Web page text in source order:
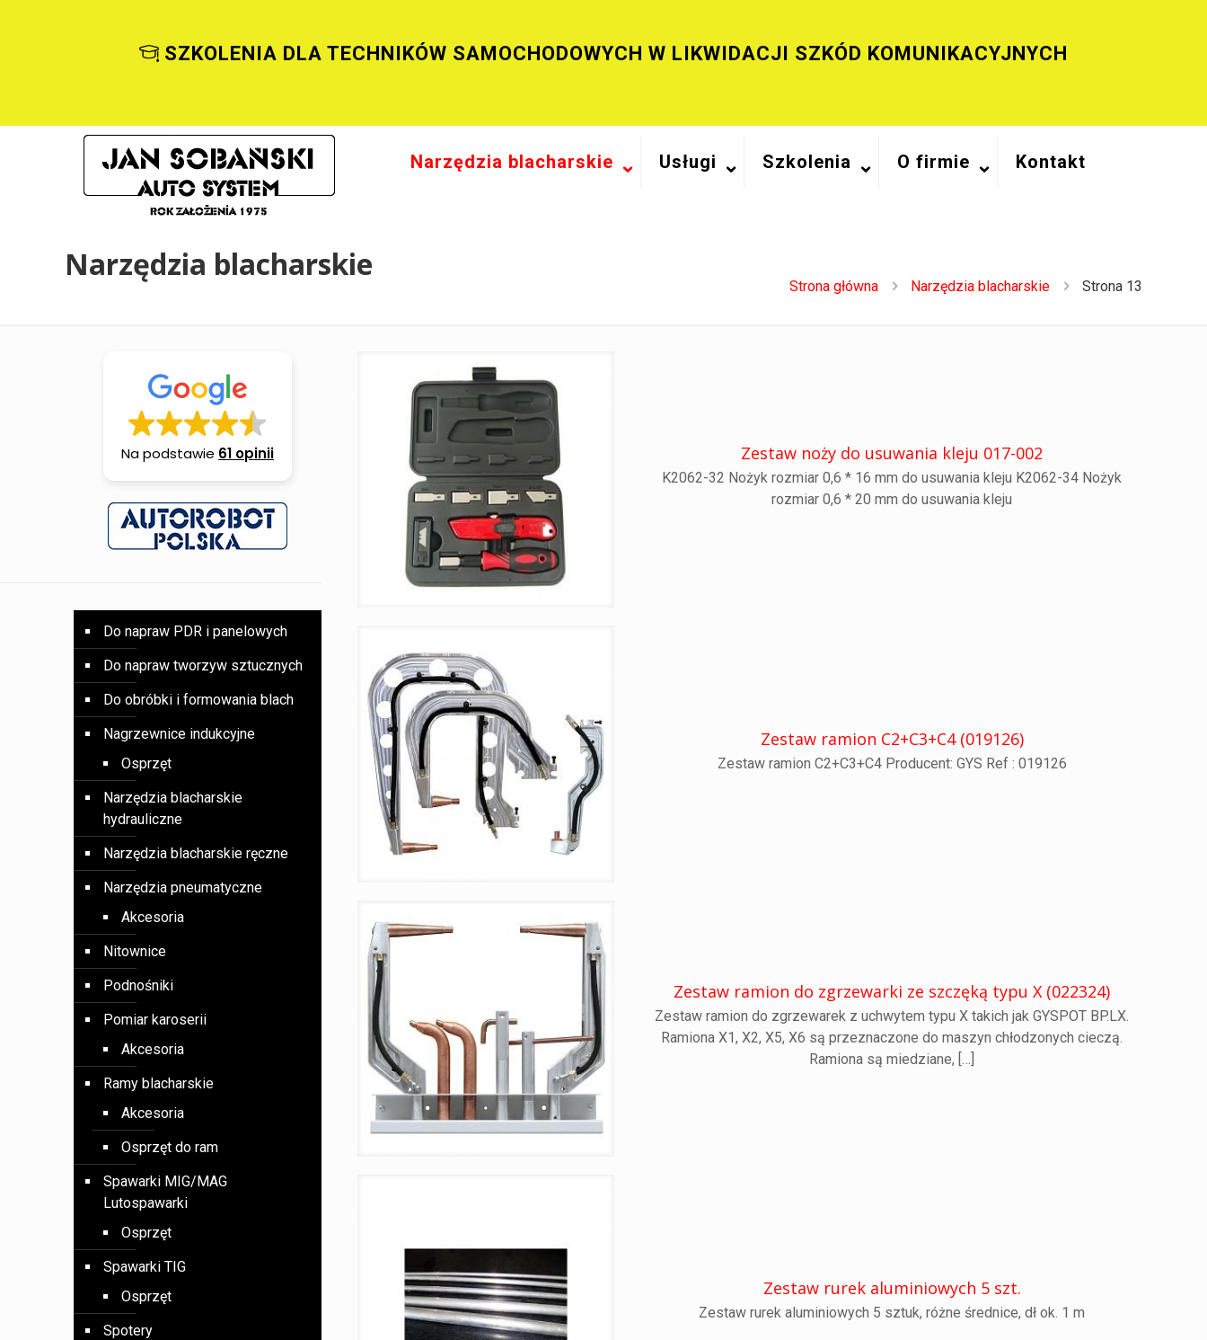
SZKOLENIA DLA TECHNIKÓW SAMOCHODOWYCH W LIKWIDACJI SZKÓD KOMUNIKACYJNYCH
Narzędzia blacharskie Usługi Szkolenia O firmie Kontakt
Narzędzia blacharskie
Strona główna Narzędzia blacharskie Strona 13
Zestaw noży do usuwania kleju 017-002
K2062-32 Nożyk rozmiar 0,6 * 16 mm do usuwania kleju K2062-34 Nożyk
rozmiar 0,6 * 20 mm do usuwania kleju
Zestaw ramion C2+C3+C4 (019126)
Zestaw ramion C2+C3+C4 Producent: GYS Ref : 019126
Zestaw ramion do zgrzewarki ze szczęką typu X (022324)
Zestaw ramion do zgrzewarek z uchwytem typu X takich jak GYSPOT BP.LX.
Ramiona X1, X2, X5, X6 są przeznaczone do maszyn chłodzonych cieczą.
Ramiona są miedziane, […]
Zestaw rurek aluminiowych 5 szt.
Zestaw rurek aluminiowych 5 sztuk, różne średnice, dł ok. 1 m
Na podstawie 61 opinii
Do napraw PDR i panelowych
Do napraw tworzyw sztucznych
Do obróbki i formowania blach
Nagrzewnice indukcyjne
Osprzęt
Narzędzia blacharskie
hydrauliczne
Narzędzia blacharskie ręczne
Narzędzia pneumatyczne
Akcesoria
Nitownice
Podnośniki
Pomiar karoserii
Akcesoria
Ramy blacharskie
Akcesoria
Osprzęt do ram
Spawarki MIG/MAG
Lutospawarki
Osprzęt
Spawarki TIG
Osprzęt
Spotery